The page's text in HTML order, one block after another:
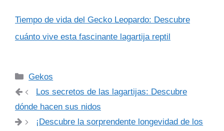
Tiempo de vida del Gecko Leopardo: Descubre
cuánto vive esta fascinante lagartija reptil
Categorías
Gekos
Los secretos de las lagartijas: Descubre
dónde hacen sus nidos
¡Descubre la sorprendente longevidad de los